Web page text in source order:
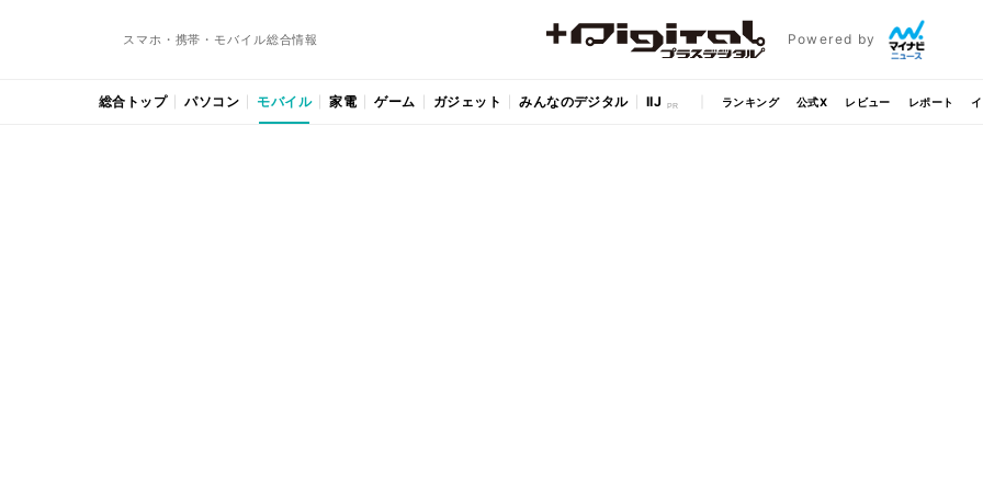
スマホ・携帯・モバイル総合情報 Powered by
総合トップ パソコン モバイル 家電 ゲーム ガジェット みんなのデジタル IIJ ランキング 公式X レビュー レポート